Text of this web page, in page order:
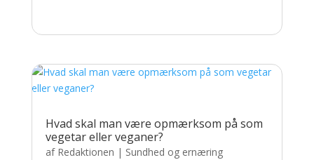
Hvad skal man være opmærksom på som
vegetar eller veganer?
af Redaktionen | Sundhed og ernæring